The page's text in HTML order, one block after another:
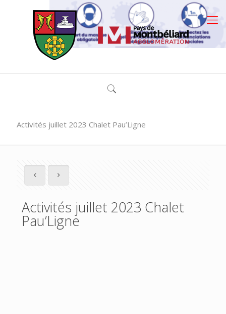
Activités juillet 2023 Chalet Pau’Ligne
Activités juillet 2023 Chalet
Pau’Ligne